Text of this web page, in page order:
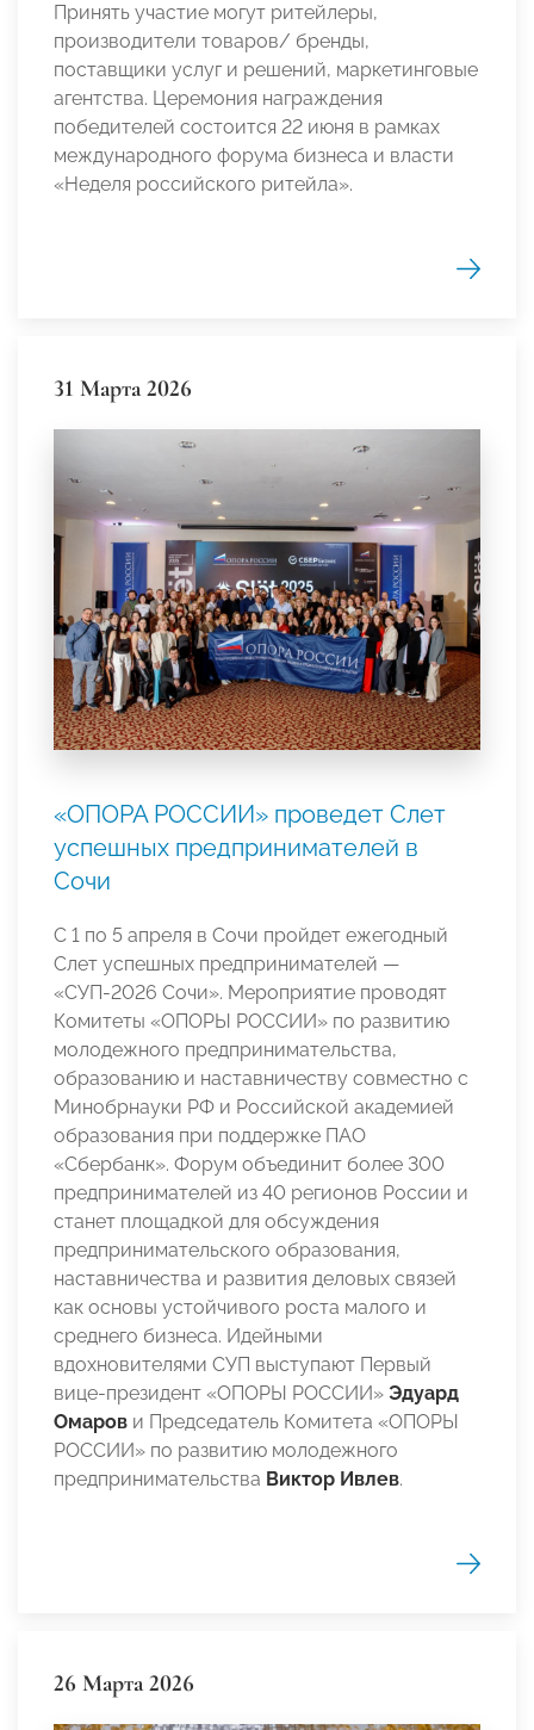
Принять участие могут ритейлеры,
производители товаров/ бренды,
поставщики услуг и решений, маркетинговые
агентства. Церемония награждения
победителей состоится 22 июня в рамках
международного форума бизнеса и власти
«Неделя российского ритейла».
31 Марта 2026
«ОПОРА РОССИИ» проведет Слет
успешных предпринимателей в
Сочи
С 1 по 5 апреля в Сочи пройдет ежегодный
Слет успешных предпринимателей —
«СУП-2026 Сочи». Мероприятие проводят
Комитеты «ОПОРЫ РОССИИ» по развитию
молодежного предпринимательства,
образованию и наставничеству совместно с
Минобрнауки РФ и Российской академией
образования при поддержке ПАО
«Сбербанк». Форум объединит более 300
предпринимателей из 40 регионов России и
станет площадкой для обсуждения
предпринимательского образования,
наставничества и развития деловых связей
как основы устойчивого роста малого и
среднего бизнеса. Идейными
вдохновителями СУП выступают Первый
вице-президент «ОПОРЫ РОССИИ» Эдуард
Омаров и Председатель Комитета «ОПОРЫ
РОССИИ» по развитию молодежного
предпринимательства Виктор Ивлев.
26 Марта 2026